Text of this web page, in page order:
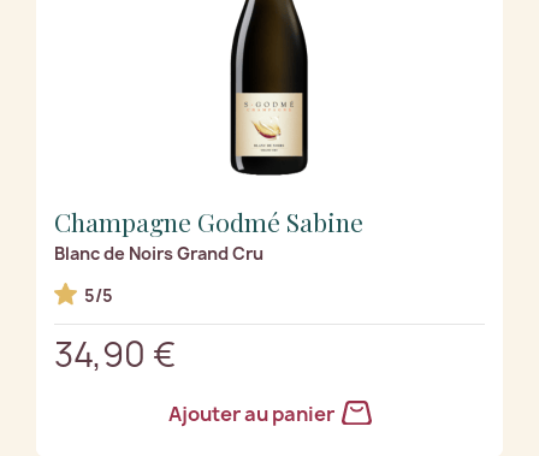
Champagne Godmé Sabine
Blanc de Noirs Grand Cru
5/5
34,90 €
Ajouter au panier